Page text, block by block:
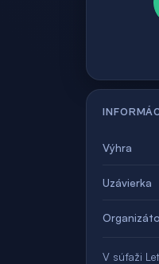
Výhra
Uzávierka
V súťaži